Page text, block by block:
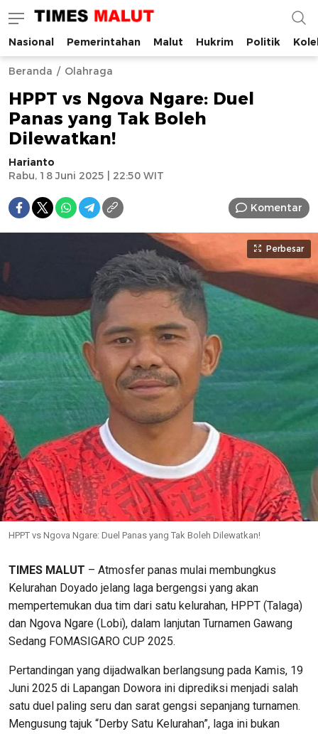
Times Malut
Berita Maluku Utara Terbaru
Nasional Pemerintahan Malut Hukrim Politik
Beranda Olahraga
HPPT vs Ngova Ngare: Duel
Panas yang Tak Boleh
Dilewatkan!
Harianto
Rabu, 18 Juni 2025 | 22:50 WIT
Komentar
Perbesar
HPPT vs Ngova Ngare: Duel Panas yang Tak Boleh Dilewatkan!
TIMES MALUT – Atmosfer panas mulai membungkus
Kelurahan Doyado jelang laga bergengsi yang akan
mempertemukan dua tim dari satu kelurahan, HPPT (Talaga)
dan Ngova Ngare (Lobi), dalam lanjutan Turnamen Gawang
Sedang FOMASIGARO CUP 2025.
Pertandingan yang dijadwalkan berlangsung pada Kamis, 19
Juni 2025 di Lapangan Dowora ini diprediksi menjadi salah
satu duel paling seru dan sarat gengsi sepanjang turnamen.
Mengusung tajuk “Derby Satu Kelurahan”, laga ini bukan